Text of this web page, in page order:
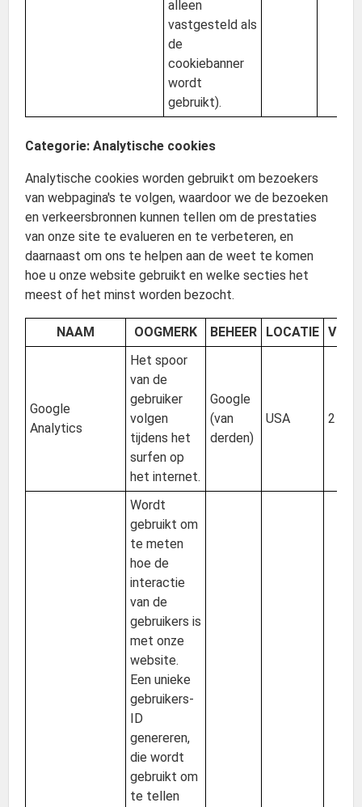
alleen
vastgesteld als
de
cookiebanner
wordt
gebruikt).
Categorie: Analytische cookies
Analytische cookies worden gebruikt om bezoekers
van webpagina's te volgen, waardoor we de bezoeken
en verkeersbronnen kunnen tellen om de prestaties
van onze site te evalueren en te verbeteren, en
daarnaast om ons te helpen aan de weet te komen
hoe u onze website gebruikt en welke secties het
meest of het minst worden bezocht.
NAAM OOGMERK BEHEER LOCATIE
Google
Analytics
Het spoor
van de
gebruiker
volgen
tijdens het
surfen op
het internet.
Google
(van
derden)
USA 2 jaar
Wordt
gebruikt om
te meten
hoe de
interactie
van de
gebruikers is
met onze
website.
Een unieke
gebruikers-
ID
genereren,
die wordt
gebruikt om
te tellen